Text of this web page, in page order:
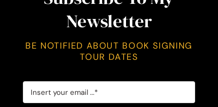
Newsletter
BE NOTIFIED ABOUT BOOK SIGNING
TOUR DATES